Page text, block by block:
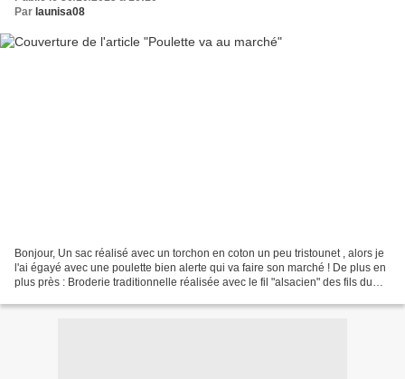
Par launisa08
Bonjour, Un sac réalisé avec un torchon en coton un peu tristounet , alors je
l'ai égayé avec une poulette bien alerte qui va faire son marché ! De plus en
plus près : Broderie traditionnelle réalisée avec le fil "alsacien" des fils du